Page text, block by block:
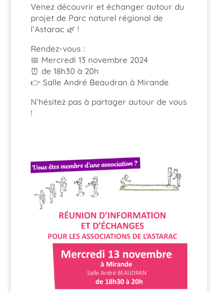
Venez découvrir et échanger autour du
projet de Parc naturel régional de
l’Astarac 🌿 !
Rendez-vous :
📅 Mercredi 13 novembre 2024
⏰ de 18h30 à 20h
👉 Salle André Beaudran à Mirande
N’hésitez pas à partager autour de vous
!